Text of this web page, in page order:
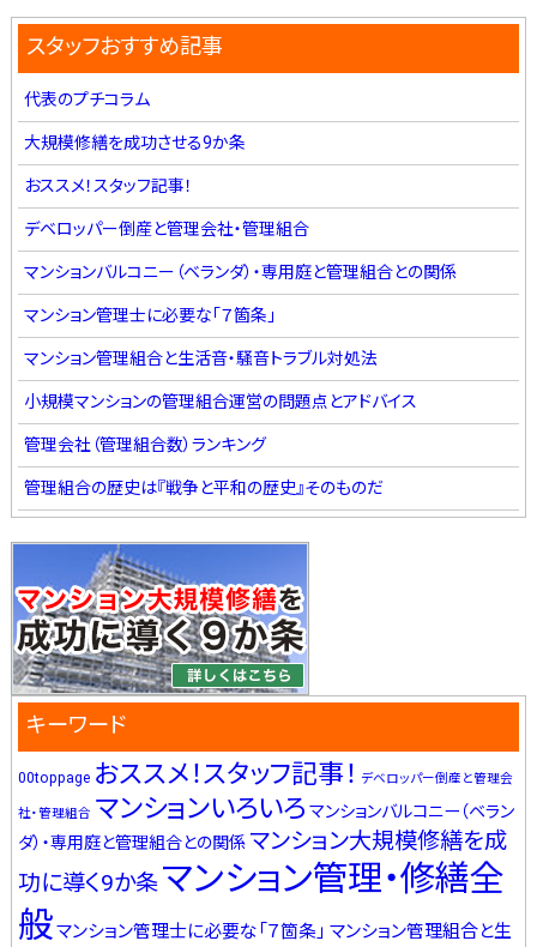
スタッフおすすめ記事
代表のプチコラム
大規模修繕を成功させる9か条
おススメ！スタッフ記事！
デベロッパー倒産と管理会社・管理組合
マンションバルコニー（ベランダ）・専用庭と管理組合との関係
マンション管理士に必要な「７箇条」
マンション管理組合と生活音・騒音トラブル対処法
小規模マンションの管理組合運営の問題点とアドバイス
管理会社（管理組合数）ランキング
管理組合の歴史は『戦争と平和の歴史』そのものだ
キーワード
00toppage おススメ！スタッフ記事！ デベロッパー倒産と管理会
社・管理組合 マンションいろいろ マンションバルコニー（ベラン
ダ）・専用庭と管理組合との関係 マンション大規模修繕を成
功に導く9か条マンション管理・修繕全
般マンション管理士に必要な「７箇条」 マンション管理組合と生